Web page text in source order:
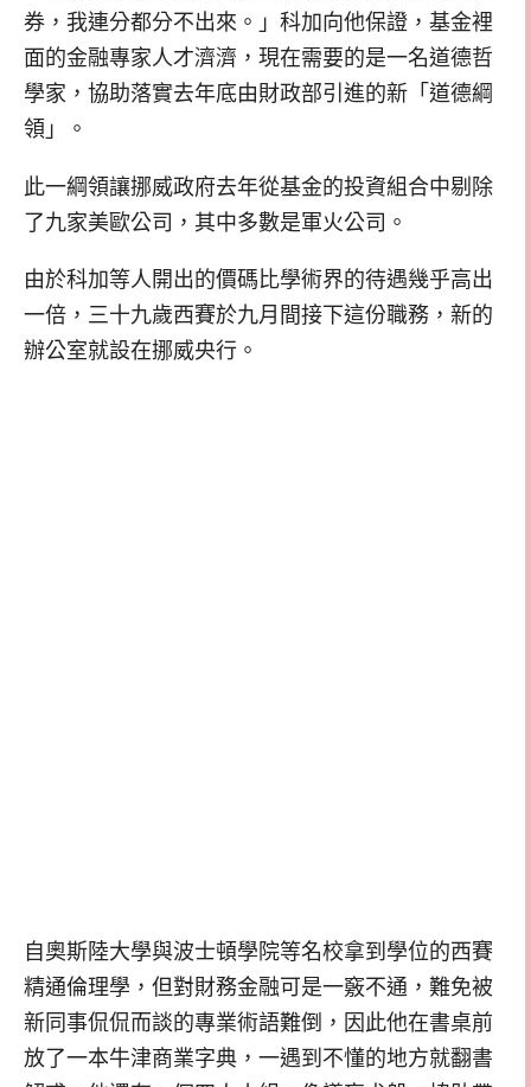
券，我連分都分不出來。」科加向他保證，基金裡
面的金融專家人才濟濟，現在需要的是一名道德哲
學家，協助落實去年底由財政部引進的新「道德綱
領」。
此一綱領讓挪威政府去年從基金的投資組合中剔除
了九家美歐公司，其中多數是軍火公司。
由於科加等人開出的價碼比學術界的待遇幾乎高出
一倍，三十九歲西賽於九月間接下這份職務，新的
辦公室就設在挪威央行。
自奧斯陸大學與波士頓學院等名校拿到學位的西賽
精通倫理學，但對財務金融可是一竅不通，難免被
新同事侃侃而談的專業術語難倒，因此他在書桌前
放了一本牛津商業字典，一遇到不懂的地方就翻書